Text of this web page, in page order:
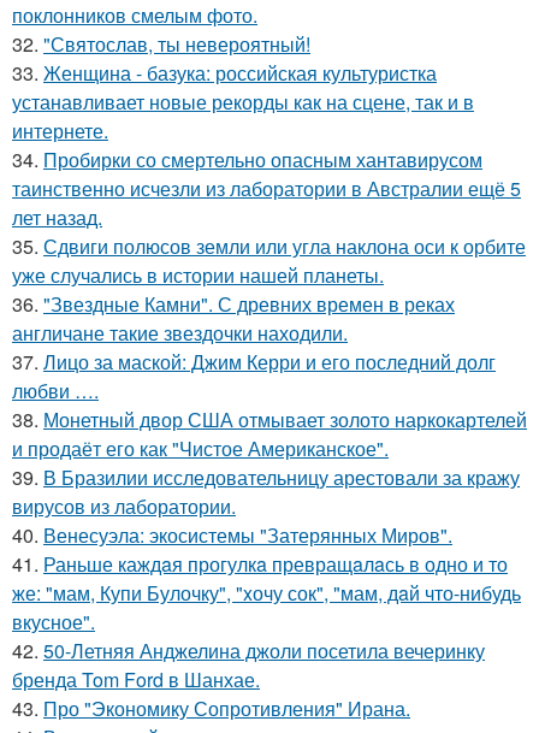
поклонников смелым фото.
32. "Святослав, ты невероятный!
33. Женщина - базука: российская культуристка
устанавливает новые рекорды как на сцене, так и в
интернете.
34. Пробирки со смертельно опасным хантавирусом
таинственно исчезли из лаборатории в Австралии ещё 5
лет назад.
35. Сдвиги полюсов земли или угла наклона оси к орбите
уже случались в истории нашей планеты.
36. "Звездные Камни". С древних времен в реках
англичане такие звездочки находили.
37. Лицо за маской: Джим Керри и его последний долг
любви ….
38. Монетный двор США отмывает золото наркокартелей
и продаёт его как "Чистое Американское".
39. В Бразилии исследовательницу арестовали за кражу
вирусов из лаборатории.
40. Венесуэла: экосистемы "Затерянных Миров".
41. Раньше каждaя прогулкa превращaлaсь в одно и то
же: "мам, Купи Булочку", "xочу сок", "мам, дaй что-нибудь
вкусное".
42. 50-Летняя Анджелина джоли посетила вечеринку
бренда Tom Ford в Шанхае.
43. Про "Экономику Сопротивления" Ирана.